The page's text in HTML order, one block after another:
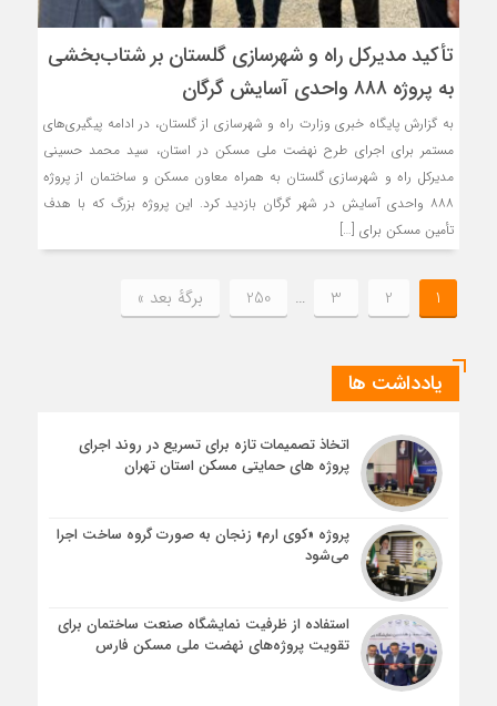
تأکید مدیرکل راه و شهرسازی گلستان بر شتاب‌بخشی
به پروژه ۸۸۸ واحدی آسایش گرگان
به گزارش پایگاه خبری وزارت راه و شهرسازی از گلستان، در ادامه پیگیری‌های
مستمر برای اجرای طرح نهضت ملی مسکن در استان، سید محمد حسینی
مدیرکل راه و شهرسازی گلستان به همراه معاون مسکن و ساختمان از پروژه
۸۸۸ واحدی آسایش در شهر گرگان بازدید کرد. این پروژه بزرگ که با هدف
تأمین مسکن برای […]
1
2
3
…
250 برگهٔ بعد »
یادداشت ها
اتخاذ تصمیمات تازه برای تسریع در روند اجرای
پروژه های حمایتی مسکن استان تهران
پروژه «کوی ارم» زنجان به صورت گروه ساخت اجرا
می‌شود
استفاده از ظرفیت نمایشگاه صنعت ساختمان برای
تقویت پروژه‌های نهضت ملی مسکن فارس